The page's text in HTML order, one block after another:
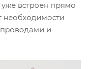
уже встроен прямо
необходимости
и